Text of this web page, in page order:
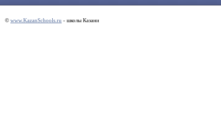
© www.KazanSchools.ru - школы Казани